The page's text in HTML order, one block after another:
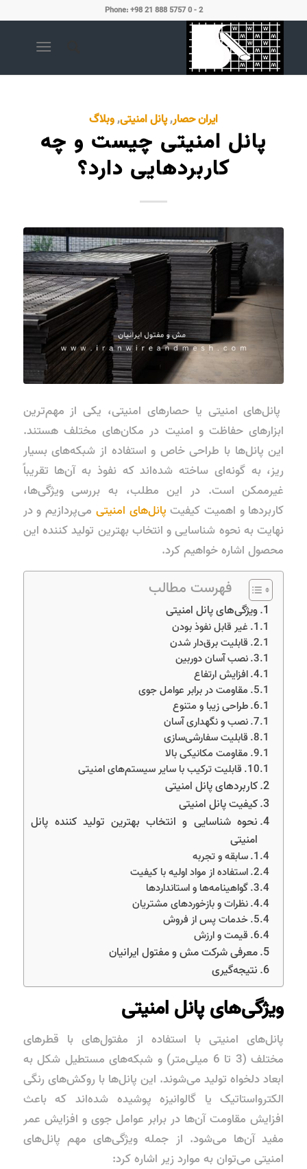
Phone: +98 21 888 5757 0 - 2
ایران حصار,پانل امنیتی,وبلاگ
پانل امنیتی چیست و چه
کاربردهایی دارد؟
پانل‌های امنیتی یا حصارهای امنیتی، یکی از مهم‌ترین
ابزارهای حفاظت و امنیت در مکان‌های مختلف هستند.
این پانل‌ها با طراحی خاص و استفاده از شبکه‌های بسیار
ریز، به گونه‌ای ساخته شده‌اند که نفوذ به آن‌ها تقریباً
غیرممکن است. در این مطلب، به بررسی ویژگی‌ها،
کاربردها و اهمیت کیفیت پانل‌های امنیتی می‌پردازیم و در
نهایت به نحوه شناسایی و انتخاب بهترین تولید کننده این
محصول اشاره خواهیم کرد.
فهرست مطالب
ویژگی‌های پانل امنیتی
غیر قابل نفوذ بودن
قابلیت برق‌دار شدن
نصب آسان دوربین
افزایش ارتفاع
مقاومت در برابر عوامل جوی
طراحی زیبا و متنوع
نصب و نگهداری آسان
قابلیت سفارشی‌سازی
مقاومت مکانیکی بالا
قابلیت ترکیب با سایر سیستم‌های امنیتی
کاربردهای پانل امنیتی
کیفیت پانل امنیتی
نحوه شناسایی و انتخاب بهترین تولید کننده پانل
امنیتی
سابقه و تجربه
استفاده از مواد اولیه با کیفیت
گواهینامه‌ها و استانداردها
نظرات و بازخوردهای مشتریان
خدمات پس از فروش
قیمت و ارزش
معرفی شرکت مش و مفتول ایرانیان
نتیجه‌گیری
ویژگی‌های پانل امنیتی
پانل‌های امنیتی با استفاده از مفتول‌های با قطرهای
مختلف (3 تا 6 میلی‌متر) و شبکه‌های مستطیل شکل به
ابعاد دلخواه تولید می‌شوند. این پانل‌ها با روکش‌های رنگی
الکترواستاتیک یا گالوانیزه پوشیده شده‌اند که باعث
افزایش مقاومت آن‌ها در برابر عوامل جوی و افزایش عمر
مفید آن‌ها می‌شود. از جمله ویژگی‌های مهم پانل‌های
امنیتی می‌توان به موارد زیر اشاره کرد: